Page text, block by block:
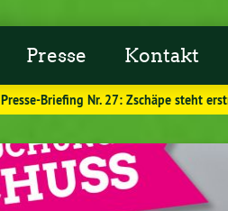
Presse Kontakt
Presse-Briefing Nr. 27: Zschäpe steht